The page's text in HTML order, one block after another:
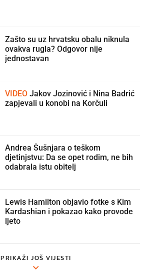
Zašto su uz hrvatsku obalu niknula
ovakva rugla? Odgovor nije
jednostavan
VIDEO
zapjevali u konobi na Korčuli
Andrea Šušnjara o teškom
djetinjstvu: Da se opet rodim, ne bih
odabrala istu obitelj
Lewis Hamilton objavio fotke s Kim
Kardashian i pokazao kako provode
ljeto
PRIKAŽI JOŠ VIJESTI